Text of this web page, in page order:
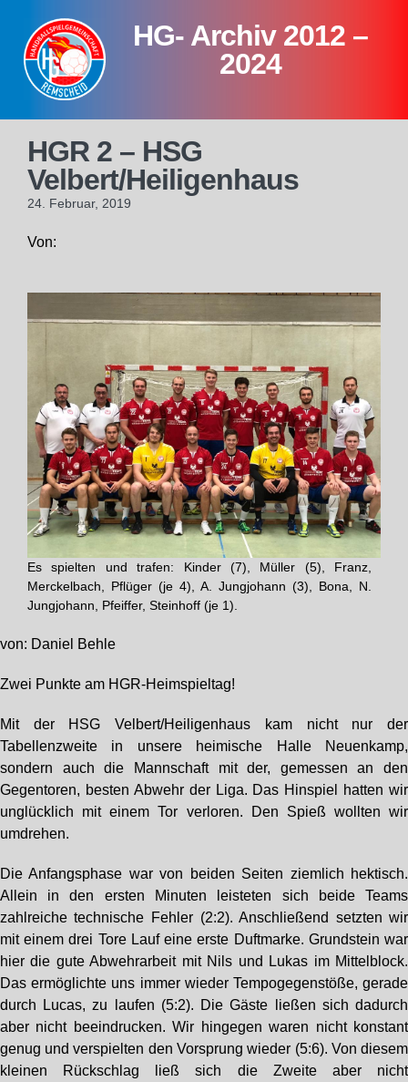
content
HG- Archiv 2012 –
2024
HGR 2 – HSG
Velbert/Heiligenhaus
24. Februar, 2019
Von:
Es spielten und trafen: Kinder (7), Müller (5), Franz,
Merckelbach, Pflüger (je 4), A. Jungjohann (3), Bona, N.
Jungjohann, Pfeiffer, Steinhoff (je 1).
von: Daniel Behle
Zwei Punkte am HGR-Heimspieltag!
Mit der HSG Velbert/Heiligenhaus kam nicht nur der
Tabellenzweite in unsere heimische Halle Neuenkamp,
sondern auch die Mannschaft mit der, gemessen an den
Gegentoren, besten Abwehr der Liga. Das Hinspiel hatten wir
unglücklich mit einem Tor verloren. Den Spieß wollten wir
umdrehen.
Die Anfangsphase war von beiden Seiten ziemlich hektisch.
Allein in den ersten Minuten leisteten sich beide Teams
zahlreiche technische Fehler (2:2). Anschließend setzten wir
mit einem drei Tore Lauf eine erste Duftmarke. Grundstein war
hier die gute Abwehrarbeit mit Nils und Lukas im Mittelblock.
Das ermöglichte uns immer wieder Tempogegenstöße, gerade
durch Lucas, zu laufen (5:2). Die Gäste ließen sich dadurch
aber nicht beeindrucken. Wir hingegen waren nicht konstant
genug und verspielten den Vorsprung wieder (5:6). Von diesem
kleinen Rückschlag ließ sich die Zweite aber nicht